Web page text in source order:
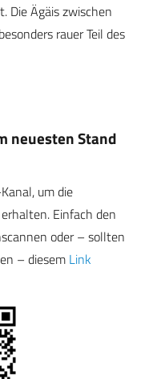
Die Ägäis zwischen
rauer Teil des
neuesten Stand
um die
Einfach den
oder – sollten
– diesem Link